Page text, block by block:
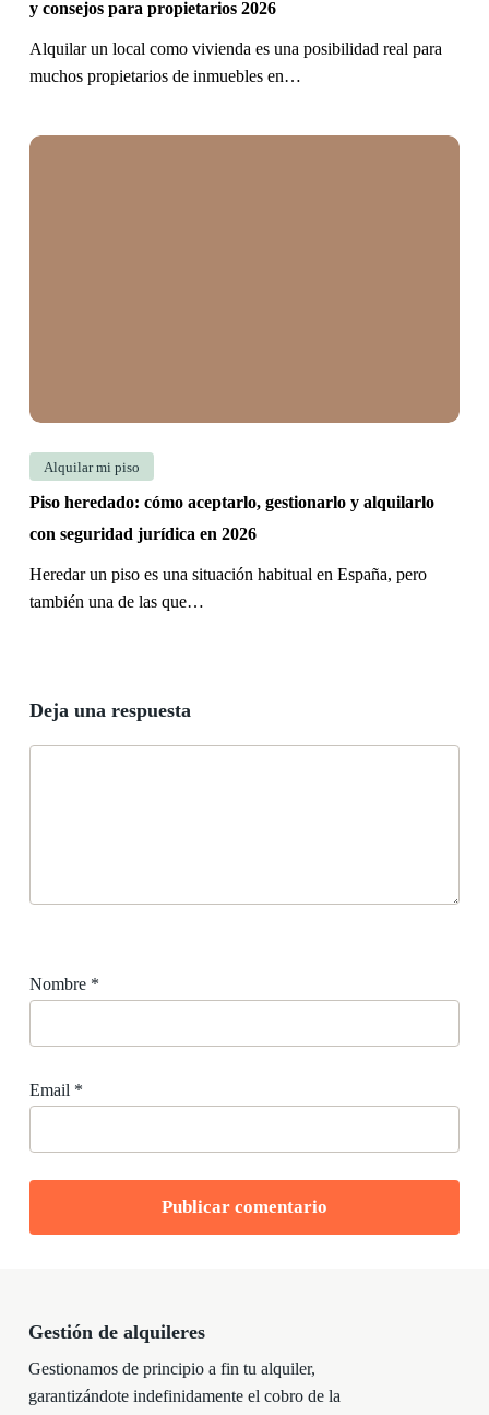
2026
y consejos para propietarios 2026
Alquilar un local como vivienda es una posibilidad real para
muchos propietarios de inmuebles en…
Piso
en
2026
Alquilar mi piso
Piso heredado: cómo aceptarlo, gestionarlo y alquilarlo
con seguridad jurídica en 2026
Heredar un piso es una situación habitual en España, pero
también una de las que…
Deja una respuesta
Nombre *
Email *
Gestión de alquileres
Gestionamos de principio a fin tu alquiler,
garantizándote indefinidamente el cobro de la